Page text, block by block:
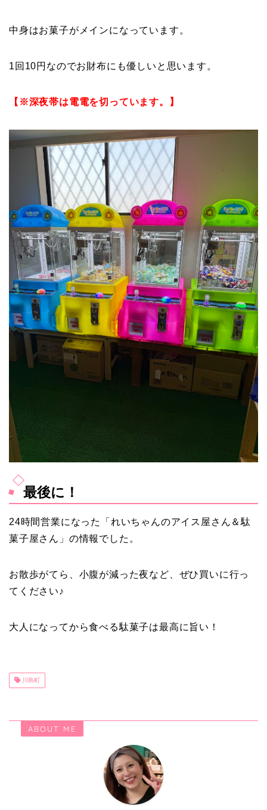
中身はお菓子がメインになっています。
1回10円なのでお財布にも優しいと思います。
【※深夜帯は電電を切っています。】
最後に！
24時間営業になった「れいちゃんのアイス屋さん＆駄
菓子屋さん」の情報でした。
お散歩がてら、小腹が減った夜など、ぜひ買いに行っ
てください♪
大人になってから食べる駄菓子は最高に旨い！
川島町
ABOUT ME